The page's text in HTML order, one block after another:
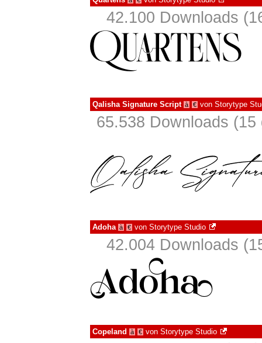
42.100 Downloads
Qalisha Signature Script à € von Storytype
65.538 Downloads (15
Adoha à € von Storytype Studio
42.004 Downloads
Copeland à € von Storytype Studio